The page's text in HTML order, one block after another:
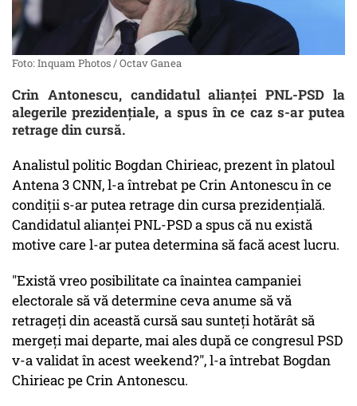
Foto: Inquam Photos / Octav Ganea
Crin Antonescu, candidatul alianței PNL-PSD la
alegerile prezidențiale, a spus în ce caz s-ar putea
retrage din cursă.
Analistul politic Bogdan Chirieac, prezent în platoul
Antena 3 CNN, l-a întrebat pe Crin Antonescu în ce
condiții s-ar putea retrage din cursa prezidențială.
Candidatul alianței PNL-PSD a spus că nu există
motive care l-ar putea determina să facă acest lucru.
"Există vreo posibilitate ca înaintea campaniei
electorale să vă determine ceva anume să vă
retrageți din această cursă sau sunteți hotărât să
mergeți mai departe, mai ales după ce congresul PSD
v-a validat în acest weekend?", l-a întrebat Bogdan
Chirieac pe Crin Antonescu.